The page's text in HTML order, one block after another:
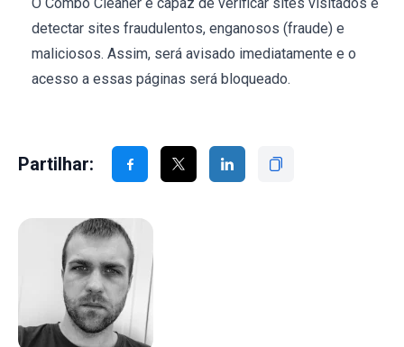
detectar sites fraudulentos, enganosos (fraude) e
maliciosos. Assim, será avisado imediatamente e o
acesso a essas páginas será bloqueado.
Partilhar: